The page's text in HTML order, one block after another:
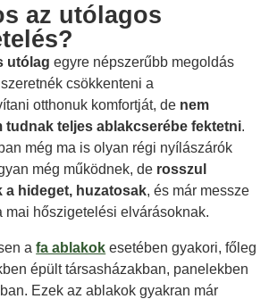
az utólagos
utólag egyre népszerűbb megoldás
csökkenteni a
otthonuk komfortját, de nem
tudnak teljes ablakcserébe fektetni.
még ma is olyan régi nyílászárók
még működnek, de rosszul
a hideget, huzatosak, és már messze
mai hőszigetelési elvárásoknak.
afa ablakok esetében gyakori, főleg
épült társasházakban, panelekben
Ezek az ablakok gyakran már